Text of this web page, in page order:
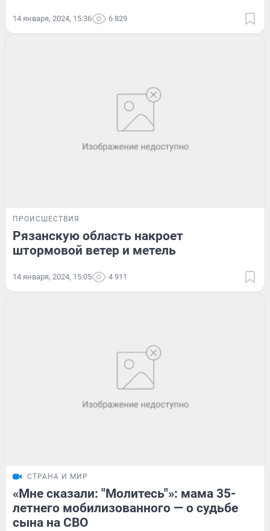
14 января, 2024, 15:36 6 829
ПРОИСШЕСТВИЯ
Рязанскую область накроет
штормовой ветер и метель
14 января, 2024, 15:05 4 911
СТРАНА И МИР
«Мне сказали: "Молитесь"»: мама 35-
летнего мобилизованного — о судьбе
сына на СВО